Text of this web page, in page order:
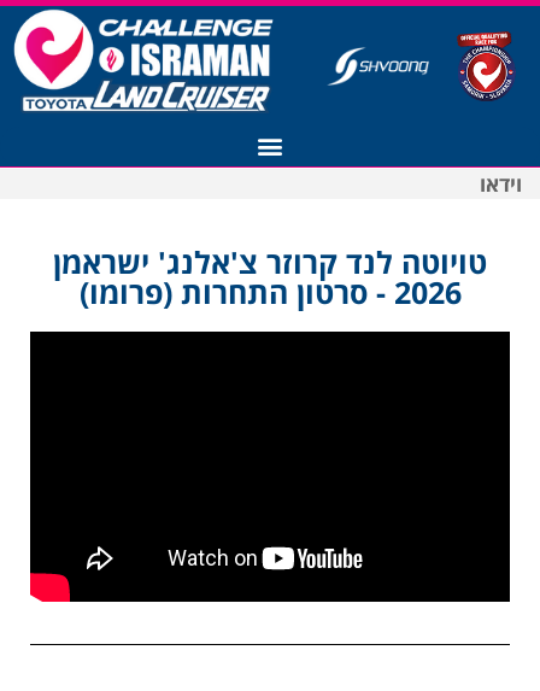
וידאו
טויוטה לנד קרוזר צ'אלנג' ישראמן
2026 - סרטון התחרות (פרומו)